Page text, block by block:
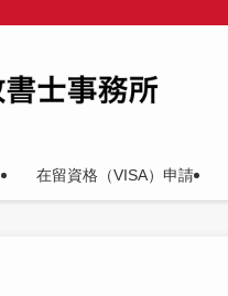
在留資格（VISA）申請